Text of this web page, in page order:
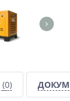
(0)